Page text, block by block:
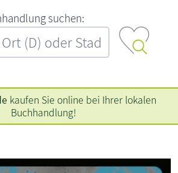
‍s‍u‍c‍h‍e‍n‍:‍
kaufen Sie online bei Ihrer lokalen
Buchhandlung!